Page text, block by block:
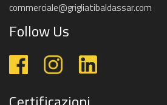
commerciale@grigliatibaldassar.com
Follow Us